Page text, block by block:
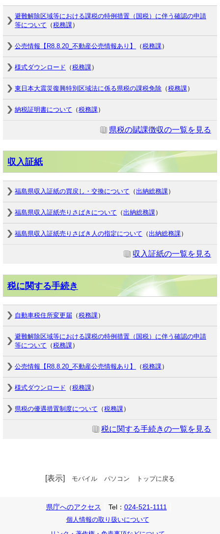
避難解除区域等における課税の特例措置（国税）に伴う確認の申請
等について （税務課）
公売情報【R8.8.20_不動産公売情報あり】 （税務課）
様式ダウンロード （税務課）
東日本大震災復興特別区域法に係る県税の課税免除 （税務課）
納税証明書について （税務課）
県税の賦課徴収の一覧を見る
収入証紙
福島県収入証紙の買戻し・交換について （出納総務課）
福島県収入証紙売りさばきについて （出納総務課）
福島県収入証紙売りさばき人の指定について （出納総務課）
収入証紙の一覧を見る
税に関する手続き
自動車税住所変更届 （税務課）
避難解除区域等における課税の特例措置（国税）に伴う確認の申請
等について （税務課）
公売情報【R8.8.20_不動産公売情報あり】 （税務課）
様式ダウンロード （税務課）
県税の優遇措置制度について （税務課）
税に関する手続きの一覧を見る
[表示] モバイル パソコン トップに戻る
県庁へのアクセス Tel： 024-521-1111
個人情報の取り扱いについて